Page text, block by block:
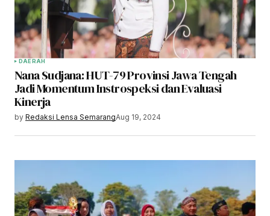
DAERAH
Nana Sudjana: HUT-79 Provinsi Jawa Tengah
Jadi Momentum Instrospeksi dan Evaluasi
Kinerja
by Redaksi Lensa SemarangAug 19, 2024